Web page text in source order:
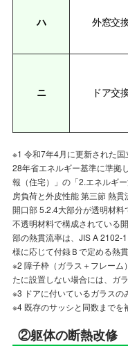
ハ 外窓交
ニ ドア交
※1 令和7年4月に更新された
28年省エネルギー基準に準拠
報（住宅）」の「2.エネルギ
房負荷と外皮性能 第三節 熱
開口部 5.2.4大部分が透明材
不透明材料で構成されている
部の熱貫流率は、JIS A 2102-
様に応じて付録Ｂで定める熱
※2 障子枠（ガラス＋フレー
たに設置しない場合には、ガ
※3 ドアに付いているガラスの
※4 既存のサッシと同数までを
②躯体の断熱改修